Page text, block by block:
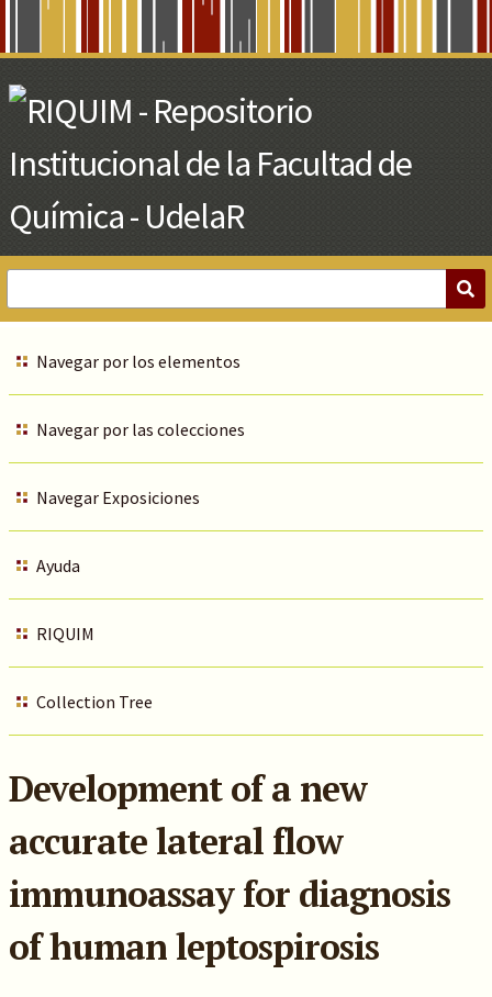
Main
Content
Navegar por los elementos
Navegar por las colecciones
Navegar Exposiciones
Ayuda
RIQUIM
Collection Tree
Development of a new
accurate lateral flow
immunoassay for diagnosis
of human leptospirosis